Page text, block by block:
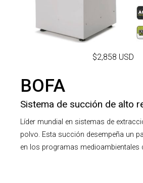
$2,858 USD
BOFA
Sistema de succión de alto
Líder mundial en sistemas de
polvo. Esta succión desempeña un
en los programas medioambientales